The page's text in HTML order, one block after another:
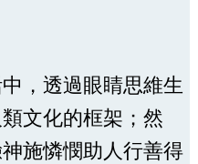
，透過眼睛思維生
文化的框架；然
施憐憫助人行善得